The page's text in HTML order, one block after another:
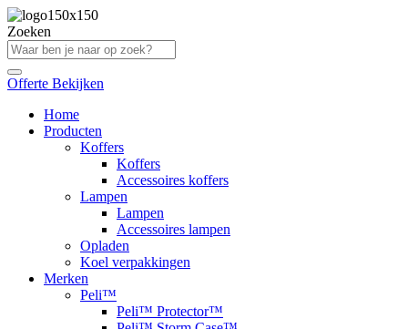
Ga
naar
de
inhoud
Zoeken
Offerte Bekijken
Home
Producten
Koffers
Koffers
Accessoires koffers
Lampen
Lampen
Accessoires lampen
Opladen
Koel verpakkingen
Merken
Peli™
Peli™ Protector™